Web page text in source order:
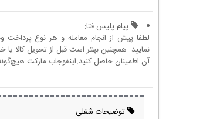
پیام پلیس فتا:
لطفا پیش از انجام معامله و هر نوع
نمایید. همچنین بهتر است قبل از تحویل کالا یا
آن اطمینان حاصل کنید.اینفوجاب مارکت
توضیحات شغلی :